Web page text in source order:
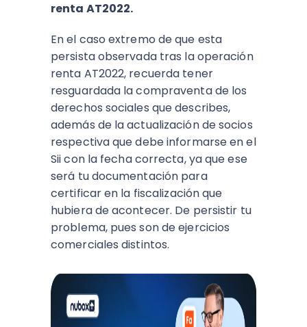
renta AT2022.
En el caso extremo de que esta
persista observada tras la operación
renta AT2022, recuerda tener
resguardada la compraventa de los
derechos sociales que describes,
además de la actualización de socios
respectiva que debe informarse en el
Sii con la fecha correcta, ya que ese
será tu documentación para
certificar en la fiscalización que
hubiera de acontecer. De persistir tu
problema, pues son de ejercicios
comerciales distintos.